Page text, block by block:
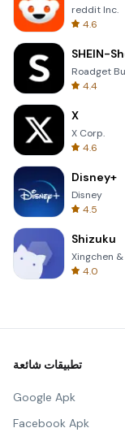
reddit Inc.
4.6
SHEIN-
Roadget
4.4
X
X Corp.
4.6
Disney+
Disney
4.5
Shizuku
Xingchen &
4.0
تطبيقات شائعة
Google Apk
Facebook Apk